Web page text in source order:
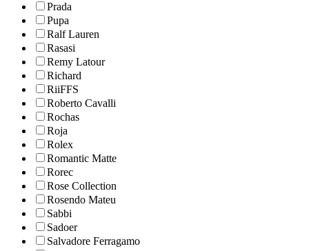
Prada
Pupa
Ralf Lauren
Rasasi
Remy Latour
Richard
RiiFFS
Roberto Cavalli
Rochas
Roja
Rolex
Romantic Matte
Rorec
Rose Collection
Rosendo Mateu
Sabbi
Sadoer
Salvadore Ferragamo